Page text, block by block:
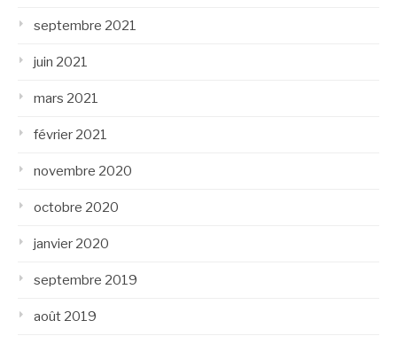
septembre 2021
juin 2021
mars 2021
février 2021
novembre 2020
octobre 2020
janvier 2020
septembre 2019
août 2019